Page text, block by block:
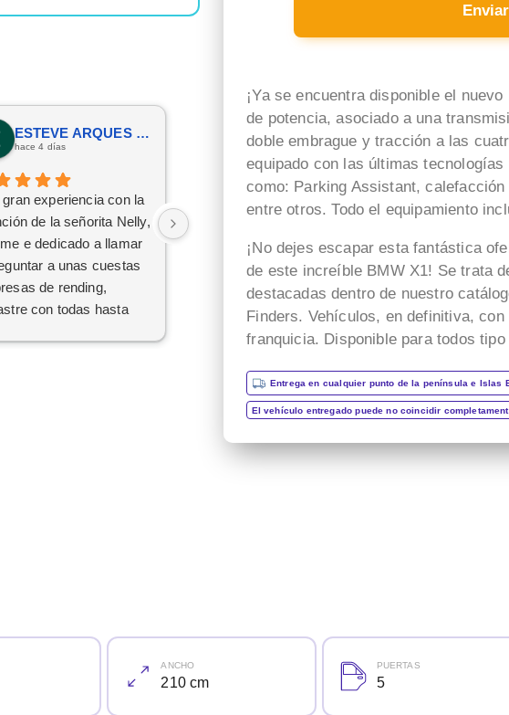
Enviar
¡Ya se encuentra disponible el nuevo
de potencia, asociado a una
doble embrague y tracción a las
equipado con las últimas
como: Parking Assistant,
entre otros. Todo el equipamiento
¡No dejes escapar esta fantástica
de este increíble BMW X1! Se trata
destacadas dentro de nuestro
Finders. Vehículos, en definitiva,
franquicia. Disponible para todos
Entrega en cualquier punto de la península e Islas
El vehículo entregado puede no coincidir
ESTEVE ARQUES SENDRA
hace 4 días
gran experiencia con la
de la señorita Nelly,
e dedicado a llamar
a unas cuestas
de rending,
con todas hasta
hace 3 días
Muy atenta y disponible para
hace 1
Quiero
Gimeno por su
trato y ayuda
proceso de
mi renting. Ha
profesional,
eficiente.
ANCHO
210 cm
PUERTAS
5